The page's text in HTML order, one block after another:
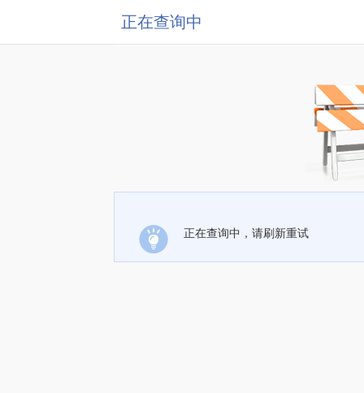
正在查询中
正在查询中，请刷新重试